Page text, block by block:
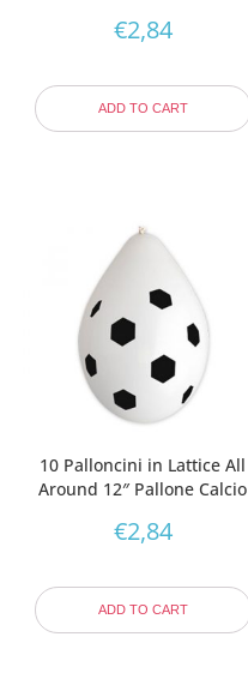
€2,84
ADD TO CART
10 Palloncini in Lattice All
Around 12″ Pallone Calcio
€2,84
ADD TO CART